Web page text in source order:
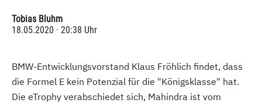
Tobias Bluhm
18.05.2020 · 20:38 Uhr
BMW-Entwicklungsvorstand Klaus Fröhlich findet, dass
die Formel E kein Potenzial für die "Königsklasse" hat.
Die eTrophy verabschiedet sich, Mahindra ist vom